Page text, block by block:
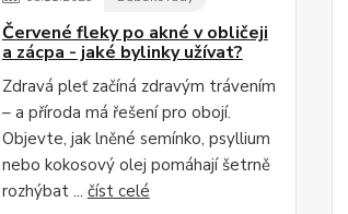
Červené fleky po akné v obličeji
a zácpa - jaké bylinky užívat?
Zdravá pleť začíná zdravým trávením
– a příroda má řešení pro obojí.
Objevte, jak lněné semínko, psyllium
nebo kokosový olej pomáhají šetrně
rozhýbat ... číst celé